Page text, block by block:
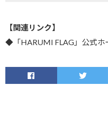
【関連リンク】
◆「HARUMI FLAG」公式ホ